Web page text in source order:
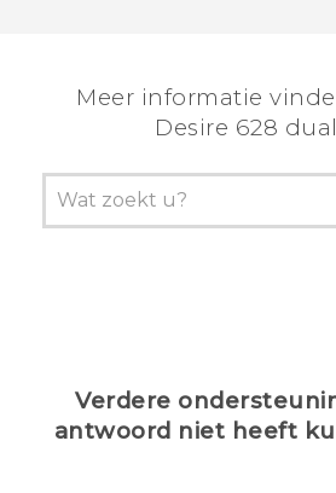
Meer informatie
Desire 628
Verdere
antwoord niet heeft